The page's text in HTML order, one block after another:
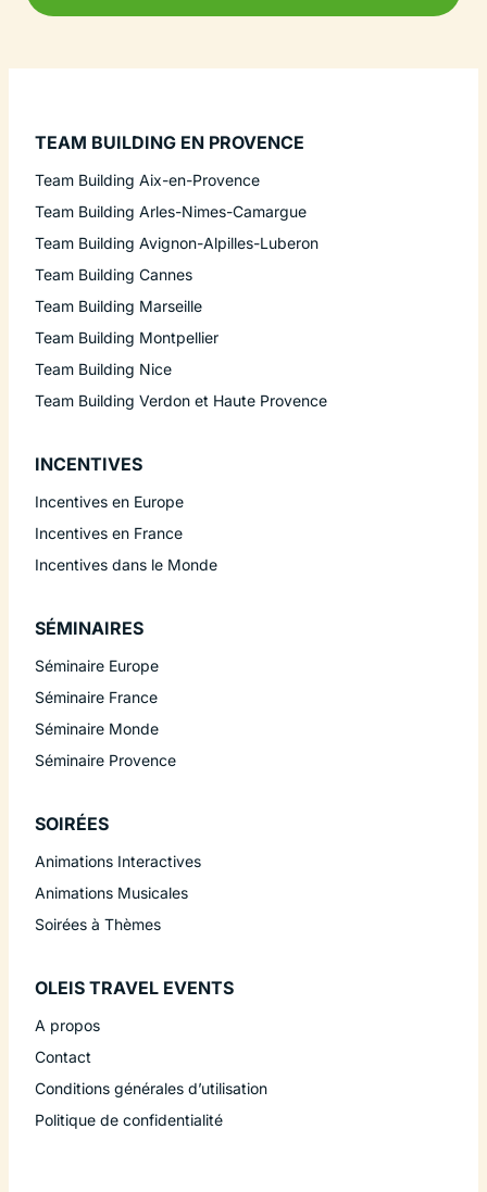
TEAM BUILDING EN PROVENCE
Team Building Aix-en-Provence
Team Building Arles-Nimes-Camargue
Team Building Avignon-Alpilles-Luberon
Team Building Cannes
Team Building Marseille
Team Building Montpellier
Team Building Nice
Team Building Verdon et Haute Provence
INCENTIVES
Incentives en Europe
Incentives en France
Incentives dans le Monde
SÉMINAIRES
Séminaire Europe
Séminaire France
Séminaire Monde
Séminaire Provence
SOIRÉES
Animations Interactives
Animations Musicales
Soirées à Thèmes
OLEIS TRAVEL EVENTS
A propos
Contact
Conditions générales d’utilisation
Politique de confidentialité